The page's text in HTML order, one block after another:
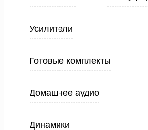
Усилители
Готовые комплекты
Домашнее аудио
Динамики